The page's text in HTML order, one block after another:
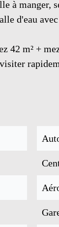
à manger,
d'eau
42 m² +